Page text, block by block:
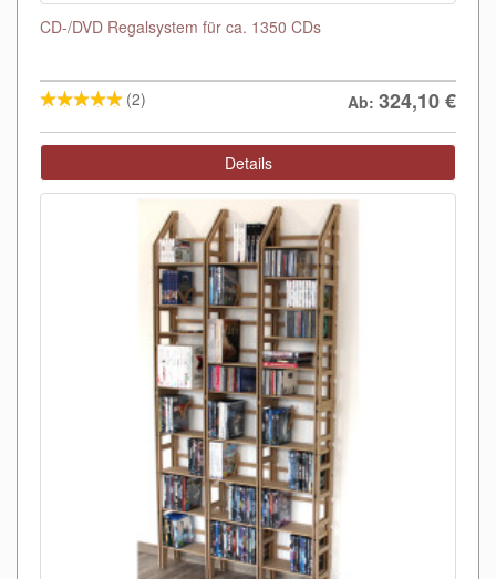
CD-/DVD Regalsystem für ca. 1350 CDs
(2) Ab: 324,10€
Details